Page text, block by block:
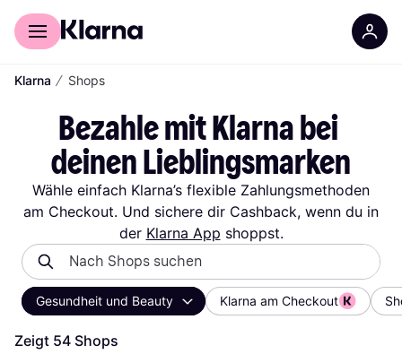
Für Shopper
Klarna ∕ Shops
Bezahle mit Klarna bei
deinen Lieblingsmarken
Wähle einfach Klarna’s flexible Zahlungsmethoden
am Checkout. Und sichere dir Cashback, wenn du in
der Klarna App shoppst.
Gesundheit und Beauty Klarna am Checkout
Zeigt 54 Shops